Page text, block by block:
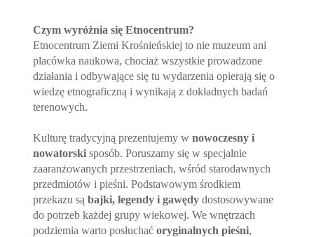
Czym wyróżnia się Etnocentrum?
Etnocentrum Ziemi Krośnieńskiej to nie muzeum ani
placówka naukowa, chociaż wszystkie prowadzone
działania i odbywające się tu wydarzenia opierają się o
wiedzę etnograficzną i wynikają z dokładnych badań
terenowych.
Kulturę tradycyjną prezentujemy w nowoczesny i
nowatorskisposób. Poruszamy się w specjalnie
zaaranżowanych przestrzeniach, wśród starodawnych
przedmiotów i pieśni. Podstawowym środkiem
przekazu są bajki, legendy i gawędydostosowywane
do potrzeb każdej grupy wiekowej. We wnętrzach
podziemia warto posłuchać oryginalnych pieśni,